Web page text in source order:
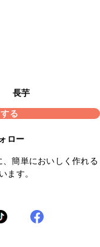
長芋
る
ロー
、簡単においしく作れる
ます。